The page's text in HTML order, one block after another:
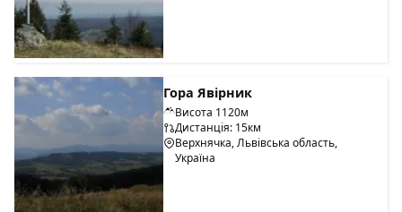
Гора Явірник
Висота 1120м
Дистанція: 15км
Верхнячка, Львівська область,
Україна